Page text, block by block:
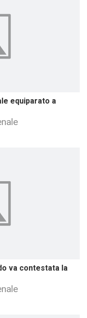
equiparato a
va contestata la